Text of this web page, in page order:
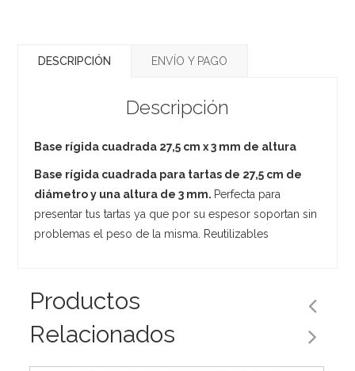
DESCRIPCIÓN ENVÍO Y PAGO
Descripción
Base rígida cuadrada 27,5 cm x 3 mm de altura
Base rígida cuadrada para tartas de 27,5 cm de
diámetro y una altura de 3 mm. Perfecta para
presentar tus tartas ya que por su espesor soportan sin
problemas el peso de la misma. Reutilizables
Productos
Relacionados